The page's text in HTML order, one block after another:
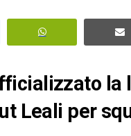
Leali per